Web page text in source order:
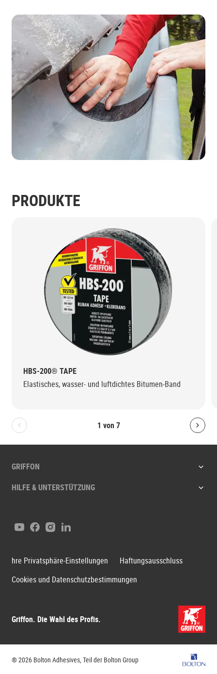
PRODUKTE
1 von 7
Bolton.General.PreviousSlide
HBS-200® TAPE
Elastisches, wasser- und luftdichtes Bitumen-Band
GRIFFON
HILFE & UNTERSTÜTZUNG
Griffon. Die Wahl des Profis.
YoutubeFacebook
Instagram
LinkedIn
hre Privatsphäre-Einstellungen
Haftungsausschluss
Cookies und Datenschutzbestimmungen
® 2026 Bolton Adhesives, Teil der Bolton Group Bolton-